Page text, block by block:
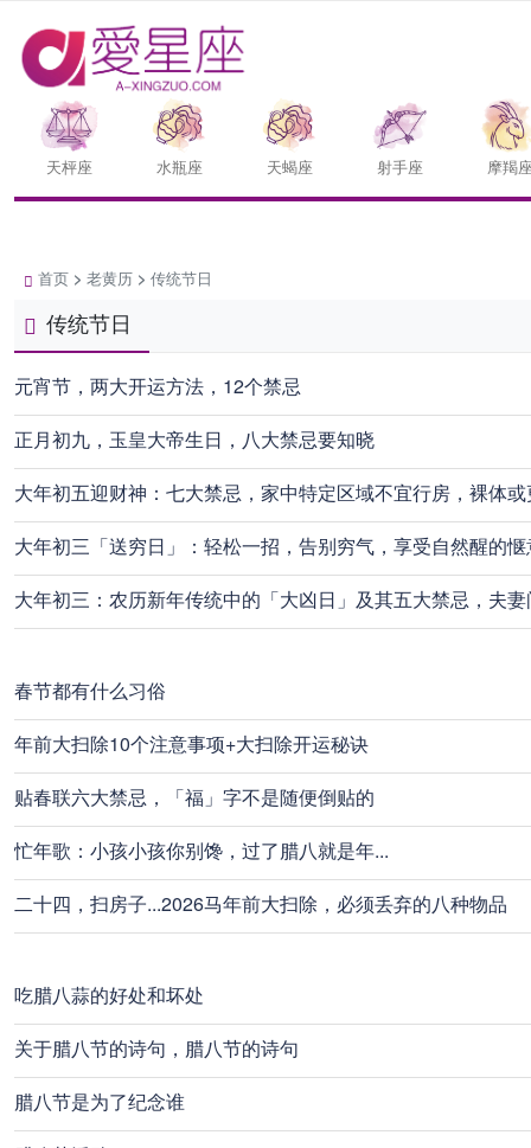
天枰座 水瓶座 天蝎座 射手座 摩羯
首页 > 老黄历 > 传统节日
传统节日
元宵节，两大开运方法，12个禁忌
正月初九，玉皇大帝生日，八大禁忌要知晓
大年初五迎财神：七大禁忌，家中特定区域不宜行房，裸体
大年初三「送穷日」：轻松一招，告别穷气，享受自然醒的
大年初三：农历新年传统中的「大凶日」及其五大禁忌，夫
春节都有什么习俗
年前大扫除10个注意事项+大扫除开运秘诀
贴春联六大禁忌，「福」字不是随便倒贴的
忙年歌：小孩小孩你别馋，过了腊八就是年...
二十四，扫房子...2026马年前大扫除，必须丢弃的八种物品
吃腊八蒜的好处和坏处
关于腊八节的诗句，腊八节的诗句
腊八节是为了纪念谁